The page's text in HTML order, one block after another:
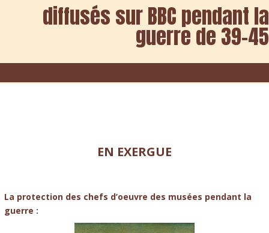
diffusés sur BBC pendant la
guerre de 39-45
EN EXERGUE
La protection des chefs d’oeuvre des musées pendant la
guerre :